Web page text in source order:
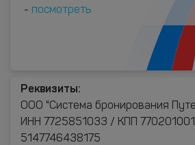
- посмотреть
Реквизиты:
ООО "Система бронирования
ИНН 7725851033 / КПП
5147746438175